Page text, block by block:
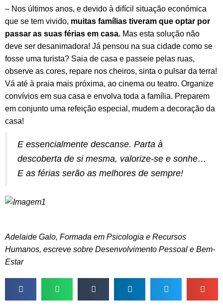
– Nos últimos anos, e devido à difícil situação económica
que se tem vivido, muitas famílias tiveram que optar por
passar as suas férias em casa. Mas esta solução não
deve ser desanimadora! Já pensou na sua cidade como se
fosse uma turista? Saia de casa e passeie pelas ruas,
observe as cores, repare nos cheiros, sinta o pulsar da terra!
Vá até à praia mais próxima, ao cinema ou teatro. Organize
convívios em sua casa e envolva toda a família. Preparem
em conjunto uma refeição especial, mudem a decoração da
casa!
E essencialmente descanse. Parta à
descoberta de si mesma, valorize-se e sonhe…
E as férias serão as melhores de sempre!
Adelaide Galo, Formada em Psicologia e Recursos
Humanos, escreve sobre Desenvolvimento Pessoal e Bem-
Estar